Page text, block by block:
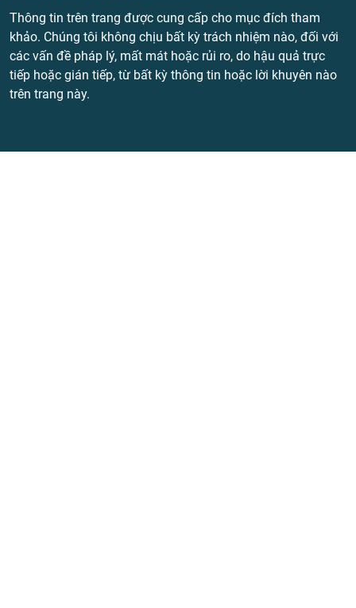
Thông tin trên trang được cung cấp cho mục đích tham
khảo. Chúng tôi không chịu bất kỳ trách nhiệm nào, đối với
các vấn đề pháp lý, mất mát hoặc rủi ro, do hậu quả trực
tiếp hoặc gián tiếp, từ bất kỳ thông tin hoặc lời khuyên nào
trên trang này.